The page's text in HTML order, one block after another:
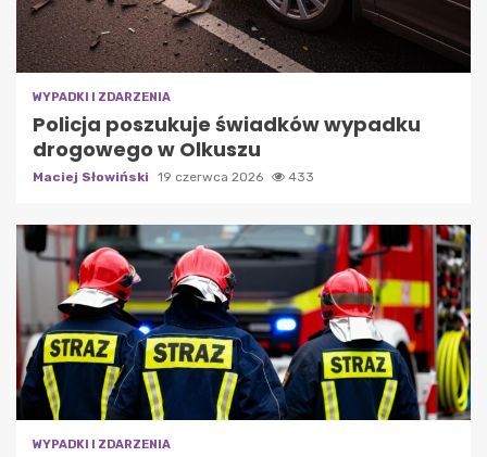
WYPADKI I ZDARZENIA
Policja poszukuje świadków wypadku
drogowego w Olkuszu
Maciej Słowiński 19 czerwca 2026 433
WYPADKI I ZDARZENIA